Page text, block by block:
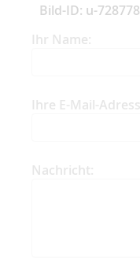
Bild-ID: u-
Ihr Name:
Ihre E-Mail-
Nachricht: